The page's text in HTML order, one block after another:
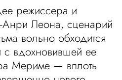
режиссера и
Леона, сценарий
вольно обходится
вдохновившей ее
Мериме — вплоть